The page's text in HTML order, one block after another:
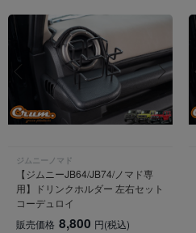
ジムニーノマド
【ジムニーJB64/JB74/ノマド専
用】ドリンクホルダー 左右セット
コーデュロイ
販売価格 8,800 円(税込)